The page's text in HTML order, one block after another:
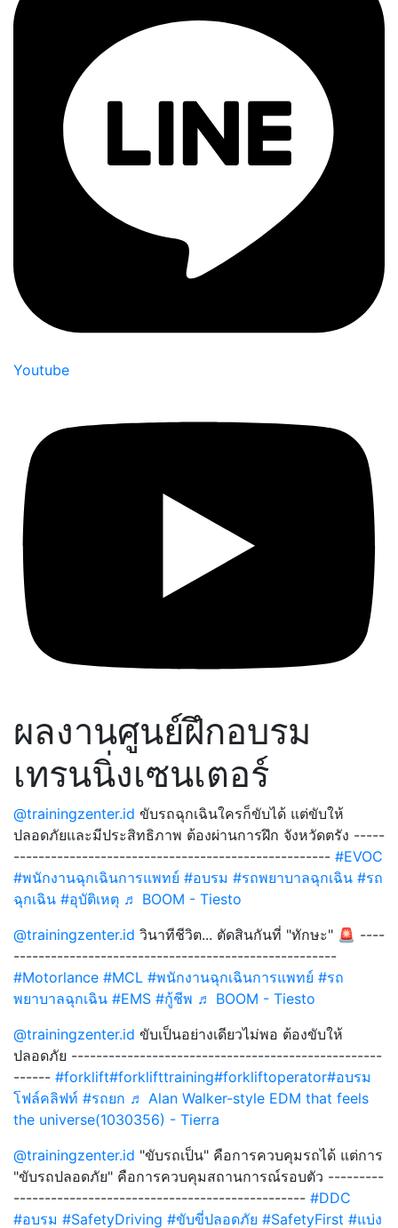
Youtube
ผลงานศูนย์ฝึกอบรม
เทรนนิ่งเซนเตอร์
@trainingzenter.id ขับรถฉุกเฉินใครก็ขับได้ แต่ขับให้
ปลอดภัยและมีประสิทธิภาพ ต้องผ่านการฝึก จังหวัดตรัง -----
--------------------------------------------------- #EVOC
#พนักงานฉุกเฉินการแพทย์ #อบรม #รถพยาบาลฉุกเฉิน #รถ
ฉุกเฉิน #อุบัติเหตุ ♬ BOOM - Tiesto
@trainingzenter.id วินาทีชีวิต... ตัดสินกันที่ "ทักษะ" 🚨 ----
----------------------------------------------------
#Motorlance #MCL #พนักงานฉุกเฉินการแพทย์ #รถ
พยาบาลฉุกเฉิน #EMS #กู้ชีพ ♬ BOOM - Tiesto
@trainingzenter.id ขับเป็นอย่างเดียวไม่พอ ต้องขับให้
ปลอดภัย --------------------------------------------------
------ #forklift#forklifttraining#forkliftoperator#อบรม
โฟล์คลิฟท์ #รถยก ♬ Alan Walker-style EDM that feels
the universe(1030356) - Tierra
@trainingzenter.id "ขับรถเป็น" คือการควบคุมรถได้ แต่การ
"ขับรถปลอดภัย" คือการควบคุมสถานการณ์รอบตัว ---------
----------------------------------------------- #DDC
#อบรม #SafetyDriving #ขับขี่ปลอดภัย #SafetyFirst #แบ่ง